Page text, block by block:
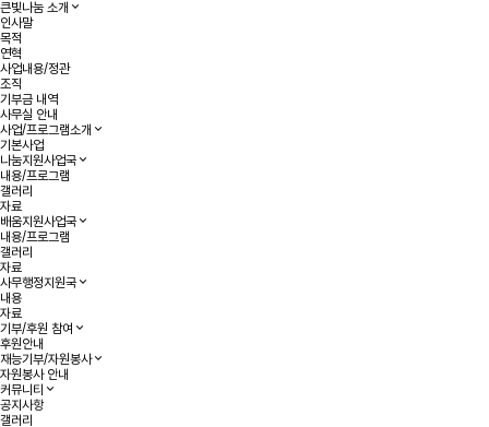
큰빛나눔 소개
인사말
목적
연혁
사업내용/정관
조직
기부금 내역
사무실 안내
사업/프로그램소개
기본사업
나눔지원사업국
내용/프로그램
갤러리
자료
배움지원사업국
내용/프로그램
갤러리
자료
사무행정지원국
내용
자료
기부/후원 참여
후원안내
재능기부/자원봉사
자원봉사 안내
커뮤니티
공지사항
갤러리